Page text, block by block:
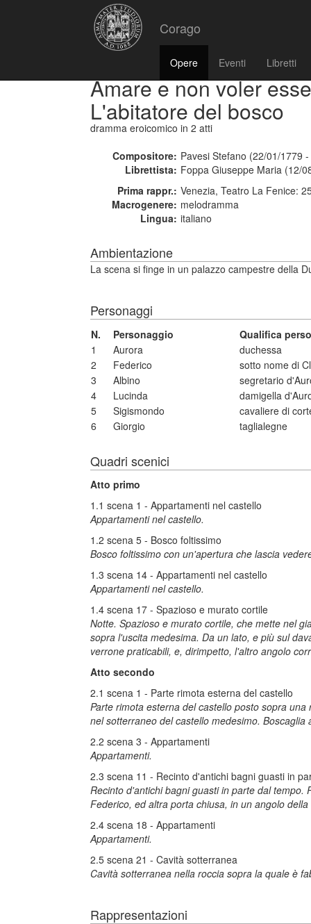
Corago
Opere Eventi Libretti
Amare e non voler
L'abitatore del bosco
dramma eroicomico in 2 atti
Compositore: Pavesi Stefano (22/01/1779
Librettista: Foppa Giuseppe Maria (12/
Prima rappr.: Venezia, Teatro La Fenice:
Macrogenere: melodramma
Lingua: italiano
Ambientazione
La scena si finge in un palazzo campestre della
Personaggi
N. Personaggio
Qualifica
1
Aurora
duchessa
2
Federico
sotto nome di
3
Albino
segretario
4
Lucinda
damigella
5
Sigismondo
cavaliere di
6
Giorgio taglialegne
Quadri scenici
Atto primo
1.1 scena 1 - Appartamenti nel castello
Appartamenti nel castello.
1.2 scena 5 - Bosco foltissimo
Bosco foltissimo con un'apertura che lascia
1.3 scena 14 - Appartamenti nel castello
Appartamenti nel castello.
1.4 scena 17 - Spazioso e murato cortile
Notte. Spazioso e murato cortile, che mette nel
sopra l'uscita medesima. Da un lato, e più sul
verrone praticabili, e, dirimpetto, l'altro angolo
Atto secondo
2.1 scena 1 - Parte rimota esterna del castello
Parte rimota esterna del castello posto sopra
nel sotterraneo del castello medesimo. Boscaglia
2.2 scena 3 - Appartamenti
Appartamenti.
2.3 scena 11 - Recinto d'antichi bagni guasti in
Recinto d'antichi bagni guasti in parte dal
Federico, ed altra porta chiusa, in un angolo della
2.4 scena 18 - Appartamenti
Appartamenti.
2.5 scena 21 - Cavità sotterranea
Cavità sotterranea nella roccia sopra la quale è
Rappresentazioni